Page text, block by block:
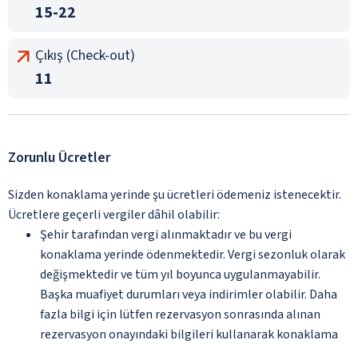
15-22
Çıkış (Check-out)
11
Zorunlu Ücretler
Sizden konaklama yerinde şu ücretleri ödemeniz istenecektir.
Ücretlere geçerli vergiler dâhil olabilir:
Şehir tarafından vergi alınmaktadır ve bu vergi
konaklama yerinde ödenmektedir. Vergi sezonluk olarak
değişmektedir ve tüm yıl boyunca uygulanmayabilir.
Başka muafiyet durumları veya indirimler olabilir. Daha
fazla bilgi için lütfen rezervasyon sonrasında alınan
rezervasyon onayındaki bilgileri kullanarak konaklama